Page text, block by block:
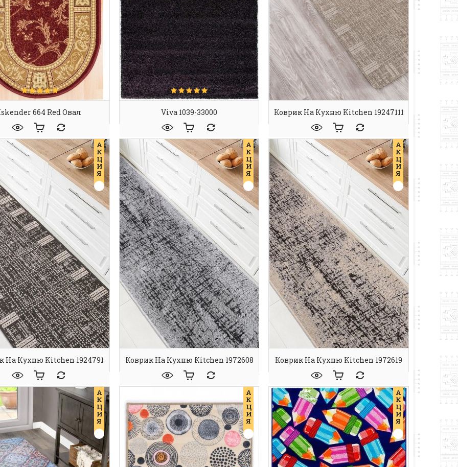
664 Red Овал Viva 1039-33000 Коврик На Кухню Kitchen 19247111
А
К
Ц
И
Я
На Кухню Kitchen 1924791
А
К
Ц
И
Я
Коврик На Кухню Kitchen 1972608
А
К
Ц
И
Я
Коврик На Кухню Kitchen 1972619
А
К
Ц
И
Я
А
К
Ц
И
Я
А
К
Ц
И
Я